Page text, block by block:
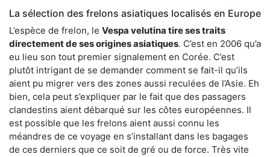
La sélection des frelons asiatiques localisés en Europe
L’espèce de frelon, le Vespa velutina tire ses traits
directement de ses origines asiatiques. C’est en 2006 qu’a
eu lieu son tout premier signalement en Corée. C’est
plutôt intrigant de se demander comment se fait-il qu’ils
aient pu migrer vers des zones aussi reculées de l’Asie. Eh
bien, cela peut s’expliquer par le fait que des passagers
clandestins aient débarqué sur les côtes européennes. Il
est possible que les frelons aient aussi connu les
méandres de ce voyage en s’installant dans les bagages
de ces derniers que ce soit de gré ou de force. Très vite